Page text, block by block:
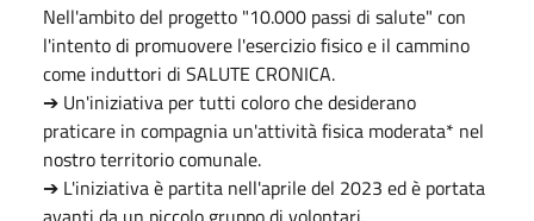
Nell'ambito del progetto "10.000 passi di salute" con
l'intento di promuovere l'esercizio fisico e il cammino
come induttori di SALUTE CRONICA.
➔ Un'iniziativa per tutti coloro che desiderano
praticare in compagnia un'attività fisica moderata* nel
nostro territorio comunale.
➔ L'iniziativa è partita nell'aprile del 2023 ed è portata